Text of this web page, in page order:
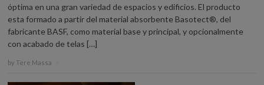
óptima en una gran variedad de espacios y edificios. El producto
esta formado a partir del material absorbente Basotect®, del
fabricante BASF, como material base y principal, y opcionalmente
con acabado de telas […]
by Tere Massa